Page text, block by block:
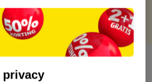
privacy